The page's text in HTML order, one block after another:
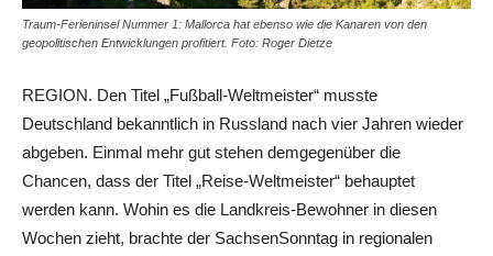
Traum-Ferieninsel Nummer 1: Mallorca hat ebenso wie die Kanaren von den
geopolitischen Entwicklungen profitiert. Foto: Roger Dietze
REGION. Den Titel „Fußball-Weltmeister“ musste
Deutschland bekanntlich in Russland nach vier Jahren wieder
abgeben. Einmal mehr gut stehen demgegenüber die
Chancen, dass der Titel „Reise-Weltmeister“ behauptet
werden kann. Wohin es die Landkreis-Bewohner in diesen
Wochen zieht, brachte der SachsenSonntag in regionalen